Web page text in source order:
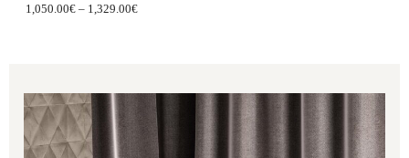
1,050.00€ – 1,329.00€